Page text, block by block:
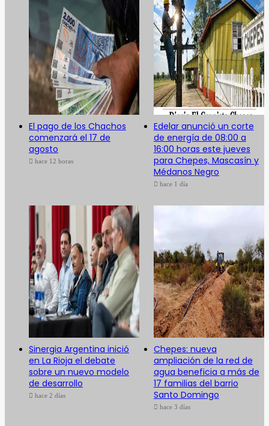
El pago de los Chachos
comenzará el 17 de
agosto
hace 12 horas
Edelar anunció un corte
de energía de 08:00 a
16:00 horas este jueves
para Chepes, Mascasín y
Médanos Negro
hace 1 día
Sinergia Argentina inició
en La Rioja el debate
sobre un nuevo modelo
de desarrollo
hace 2 días
Chepes: nueva
ampliación de la red de
agua beneficia a más de
17 familias del barrio
Santo Domingo
hace 3 días